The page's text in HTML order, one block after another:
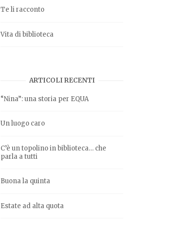
Te li racconto
Vita di biblioteca
ARTICOLI RECENTI
“Nina”: una storia per EQUA
Un luogo caro
C’è un topolino in biblioteca… che
parla a tutti
Buona la quinta
Estate ad alta quota